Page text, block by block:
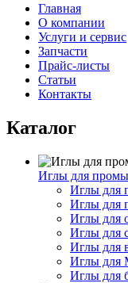
Главная
О компании
Услуги и сервис
Запчасти
Прайс-листы
Статьи
Контакты
Каталог
Иглы для
Иглы для
Иглы для
Иглы для
Иглы для
Иглы для
Иглы для
Иглы для